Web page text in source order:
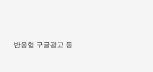
반응형 구글광고 등